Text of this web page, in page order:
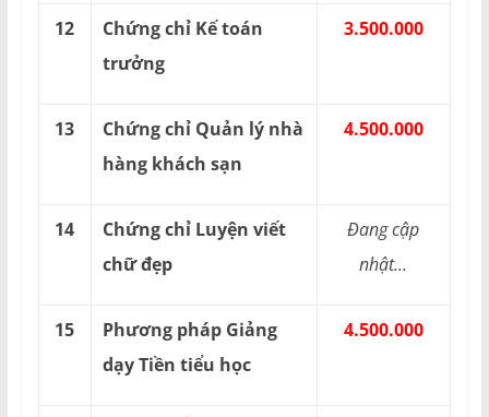
12
Chứng chỉ Kế toán
trưởng
3.500.000
13
Chứng chỉ Quản lý nhà
hàng khách sạn
4.500.000
14
Chứng chỉ Luyện viết
chữ đẹp
Đang cập
nhật...
15
Phương pháp Giảng
dạy Tiền tiểu học
4.500.000